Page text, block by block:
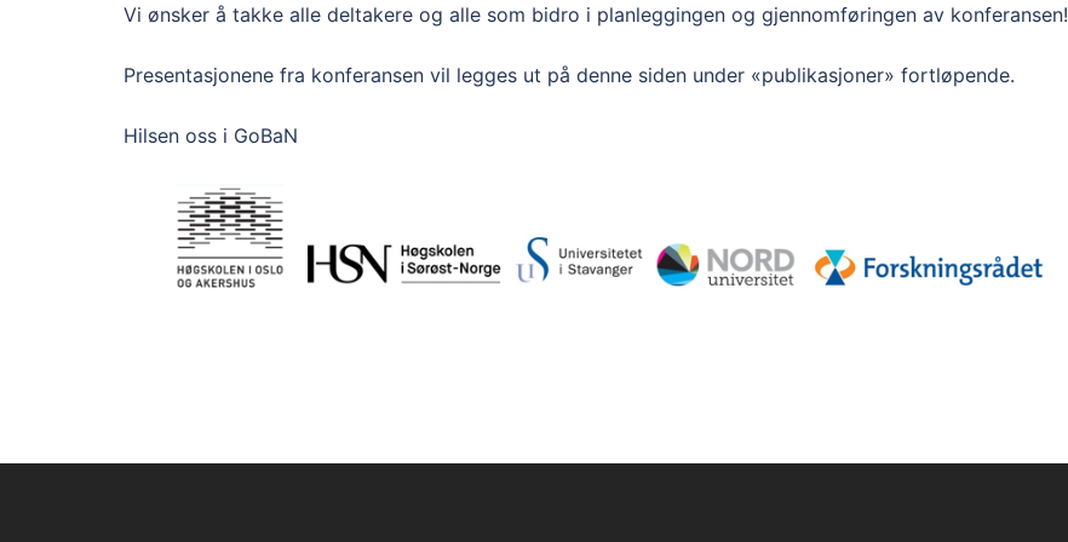
Vi ønsker å takke alle deltakere og alle som bidro i planleggingen og gjennomføringen av konferansen!
Presentasjonene fra konferansen vil legges ut på denne siden under «publikasjoner» fortløpende.
Hilsen oss i GoBaN